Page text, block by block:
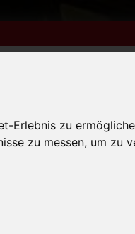
Erlebnis zu
zu messen, um zu
lesen